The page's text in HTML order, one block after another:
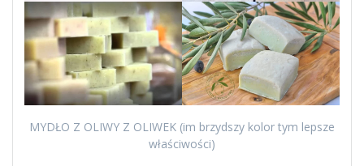
MYDŁO Z OLIWY Z OLIWEK (im brzydszy kolor tym lepsze
właściwości)